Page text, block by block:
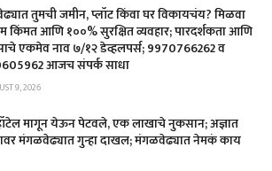
तुमची जमीन, प्लॉट किंवा घर विकायचंय? मिळवा
किंमत आणि १००% सुरक्षित व्यवहार; पारदर्शकता आणि
एकमेव नाव ७/१२ डेव्हलपर्स; 9970766262 व
आजच संपर्क साधा
9, 2026
मागून येऊन पेटवले, एक लाखाचे नुकसान; अज्ञात
मंगळवेढ्यात गुन्हा दाखल; मंगळवेढ्यात नेमकं काय